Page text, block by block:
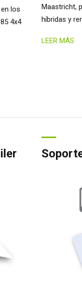
los
4x4
Maastricht,
híbridas y
LEER MÁS